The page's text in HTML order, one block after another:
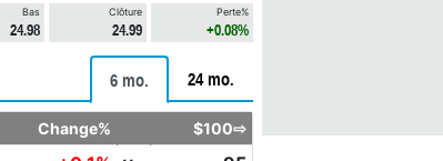
Bas
24.98
Clôture
24.99
Perte%
+0.08%
6 mo. 24 mo.
Change% $100⇨